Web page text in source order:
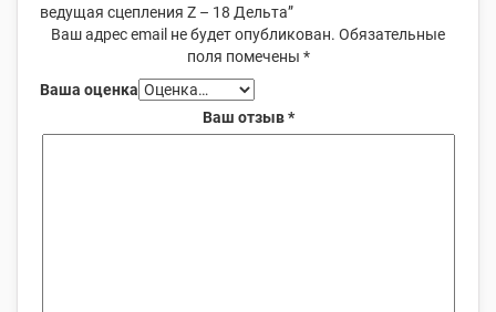
ведущая сцепления Z – 18 Дельта”
Ваш адрес email не будет опубликован. Обязательные
поля помечены *
Ваша оценка
Ваш отзыв*